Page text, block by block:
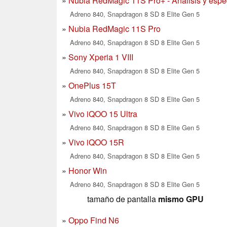
Adreno 840, Snapdragon 8 SD 8 Elite Gen 5
Nubia RedMagic 11S Pro
Adreno 840, Snapdragon 8 SD 8 Elite Gen 5
Sony Xperia 1 VIII
Adreno 840, Snapdragon 8 SD 8 Elite Gen 5
OnePlus 15T
Adreno 840, Snapdragon 8 SD 8 Elite Gen 5
Vivo iQOO 15 Ultra
Adreno 840, Snapdragon 8 SD 8 Elite Gen 5
Vivo iQOO 15R
Adreno 840, Snapdragon 8 SD 8 Elite Gen 5
Honor Win
Adreno 840, Snapdragon 8 SD 8 Elite Gen 5
tamaño de pantalla mismo GPU
Oppo Find N6